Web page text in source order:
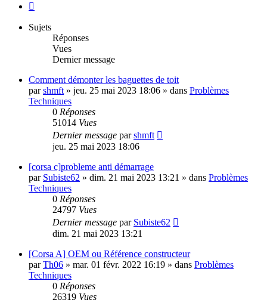
Sujets
Réponses
Vues
Dernier message
Comment démonter les baguettes de toit
parshmft » jeu. 25 mai 2023 18:06 » dans Problèmes
Techniques
0 Réponses
51014 Vues
Dernier message parshmft
jeu. 25 mai 2023 18:06
[corsa c]probleme anti démarrage
par Subiste62 » dim. 21 mai 2023 13:21 » dans Problèmes
Techniques
0 Réponses
24797 Vues
Dernier message par Subiste62
dim. 21 mai 2023 13:21
[Corsa A] OEM ou Référence constructeur
parTh06 » mar. 01 févr. 2022 16:19 » dans Problèmes
Techniques
0 Réponses
26319 Vues